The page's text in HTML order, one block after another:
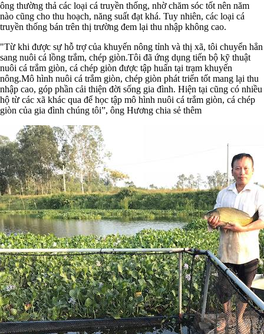
ông thường thả các loại cá truyền thống, nhờ chăm sóc tốt nên năm
nào cũng cho thu hoạch, năng suất đạt khá. Tuy nhiên, các loại cá
truyền thống bán trên thị trường đem lại thu nhập không cao.
"Từ khi được sự hỗ trợ của khuyến nông tỉnh và thị xã, tôi chuyển hẳn
sang nuôi cá lồng trắm, chép giòn.Tôi đã ứng dụng tiến bộ kỹ thuật
nuôi cá trắm giòn, cá chép giòn được tập huấn tại trạm khuyến
nông.Mô hình nuôi cá trắm giòn, chép giòn phát triển tốt mang lại thu
nhập cao, góp phần cải thiện đời sống gia đình. Hiện tại cũng có nhiều
hộ từ các xã khác qua để học tập mô hình nuôi cá trắm giòn, cá chép
giòn của gia đình chúng tôi”, ông Hương chia sẻ thêm